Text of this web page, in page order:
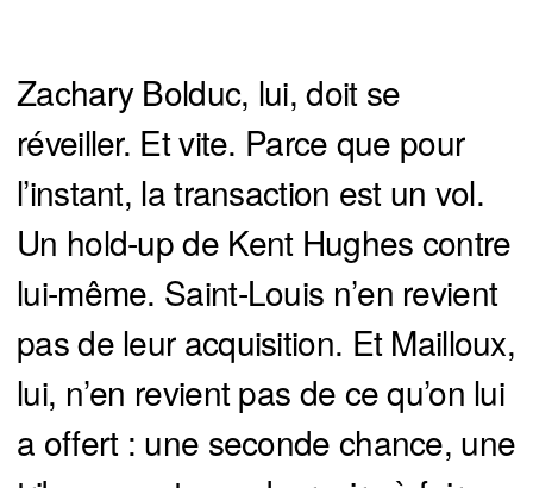
Zachary Bolduc, lui, doit se
réveiller. Et vite. Parce que pour
l’instant, la transaction est un vol.
Un hold-up de Kent Hughes contre
lui-même. Saint-Louis n’en revient
pas de leur acquisition. Et Mailloux,
lui, n’en revient pas de ce qu’on lui
a offert : une seconde chance, une